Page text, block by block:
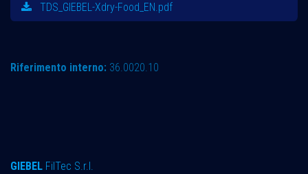
TDS_GIEBEL-Xdry-Food_EN.pdf
Riferimento interno: 36.0020.10
GIEBEL FilTec S.r.l.